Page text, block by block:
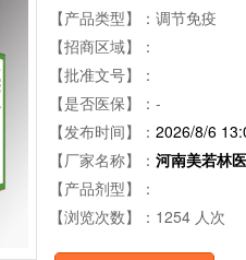
【产品类型】：调节免疫
【招商区域】：
【批准文号】：
【是否医保】：-
【发布时间】： 2026/8/6
【厂家名称】： 河南美若林
【产品剂型】：
【浏览次数】：1254 人次